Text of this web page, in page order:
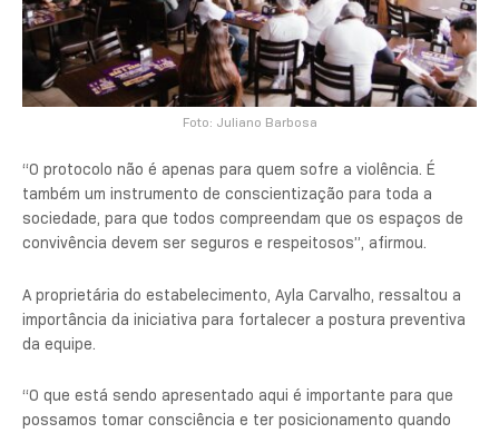
Foto: Juliano Barbosa
“O protocolo não é apenas para quem sofre a violência. É
também um instrumento de conscientização para toda a
sociedade, para que todos compreendam que os espaços de
convivência devem ser seguros e respeitosos”, afirmou.
A proprietária do estabelecimento, Ayla Carvalho, ressaltou a
importância da iniciativa para fortalecer a postura preventiva
da equipe.
“O que está sendo apresentado aqui é importante para que
possamos tomar consciência e ter posicionamento quando